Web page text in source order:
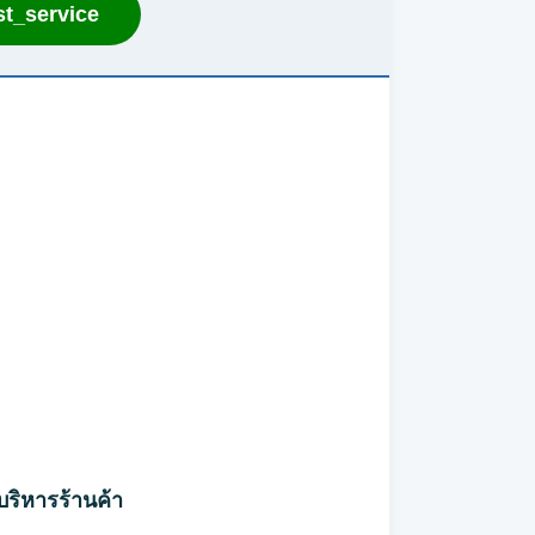
ริหารร้านค้า